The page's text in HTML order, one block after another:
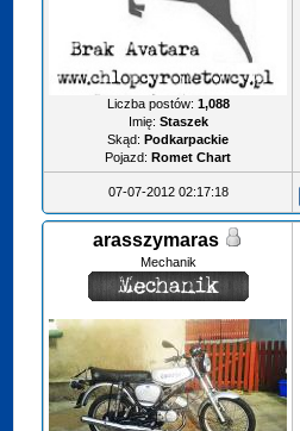
Liczba postów: 1,088
Imię: Staszek
Skąd: Podkarpackie
Pojazd: Romet Chart
07-07-2012 02:17:18
arasszymaras
Mechanik